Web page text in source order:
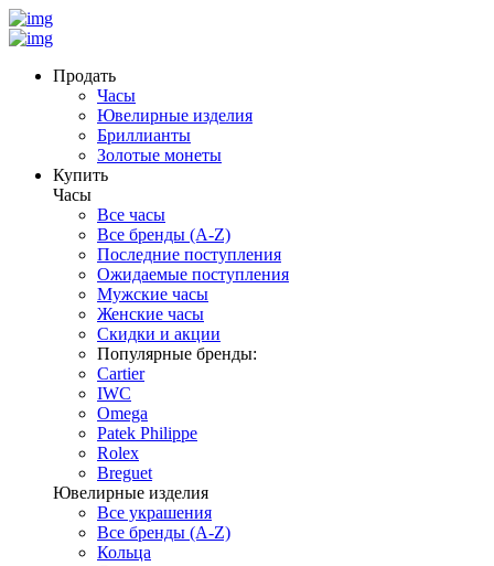
Продать
Часы
Ювелирные изделия
Бриллианты
Золотые монеты
Купить
Часы
Все часы
Все бренды (A-Z)
Последние поступления
Ожидаемые поступления
Мужские часы
Женские часы
Скидки и акции
Популярные бренды:
Cartier
IWC
Omega
Patek Philippe
Rolex
Breguet
Ювелирные изделия
Все украшения
Все бренды (A-Z)
Кольца